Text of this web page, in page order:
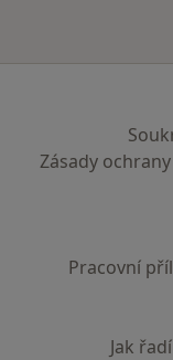
Zásady
Pracovní
Jak